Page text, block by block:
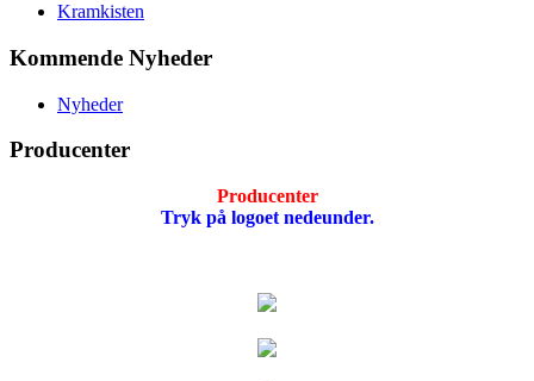
Kramkisten
Kommende Nyheder
Nyheder
Producenter
Producenter
Tryk på logoet nedeunder.